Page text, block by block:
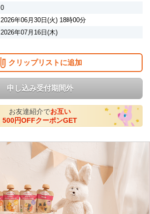
0
2026年06月30日(火) 18時00分
2026年07月16日(木)
クリップリストに追加
申し込み受付期間外
お友達紹介でお互い
500円OFFクーポンGET